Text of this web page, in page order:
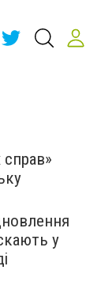
у